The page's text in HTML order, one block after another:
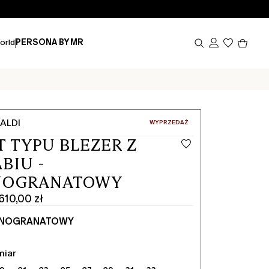
PERSONA BY MR
:WYPRZEDAŻ
TYPU BLEZER Z
-
zł